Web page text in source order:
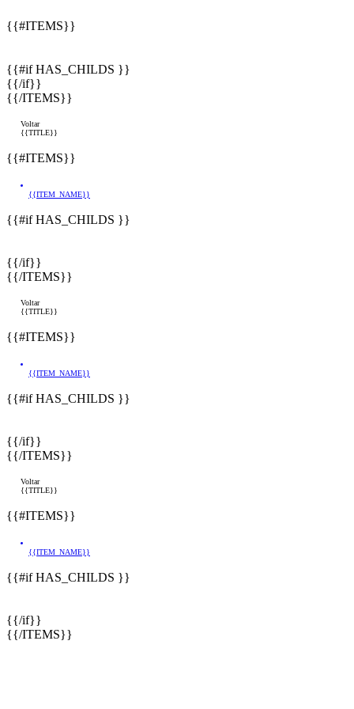
{{#ITEMS}}
{{#if HAS_CHILDS }}
{{/if}}
{{/ITEMS}}
Voltar
{{TITLE}}
{{#ITEMS}}
{{ITEM_NAME}}
{{#if HAS_CHILDS }}
{{/if}}
{{/ITEMS}}
Voltar
{{TITLE}}
{{#ITEMS}}
{{ITEM_NAME}}
{{#if HAS_CHILDS }}
{{/if}}
{{/ITEMS}}
Voltar
{{TITLE}}
{{#ITEMS}}
{{ITEM_NAME}}
{{#if HAS_CHILDS }}
{{/if}}
{{/ITEMS}}